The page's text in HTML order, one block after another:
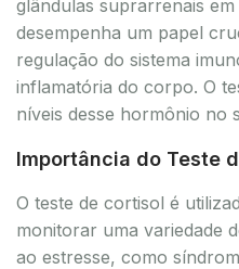
glândulas suprarrenais
desempenha um papel
regulação do sistema
inflamatória do corpo. O
níveis desse hormônio no
Importância do Teste
O teste de cortisol é
monitorar uma variedade
ao estresse, como